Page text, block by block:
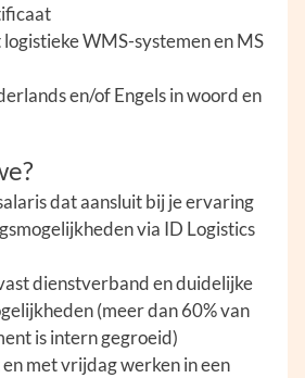
WMS-systemen en MS
en/of Engels in woord en
dat aansluit bij je ervaring
via ID Logistics
dienstverband en duidelijke
(meer dan 60% van
is intern gegroeid)
met vrijdag werken in een